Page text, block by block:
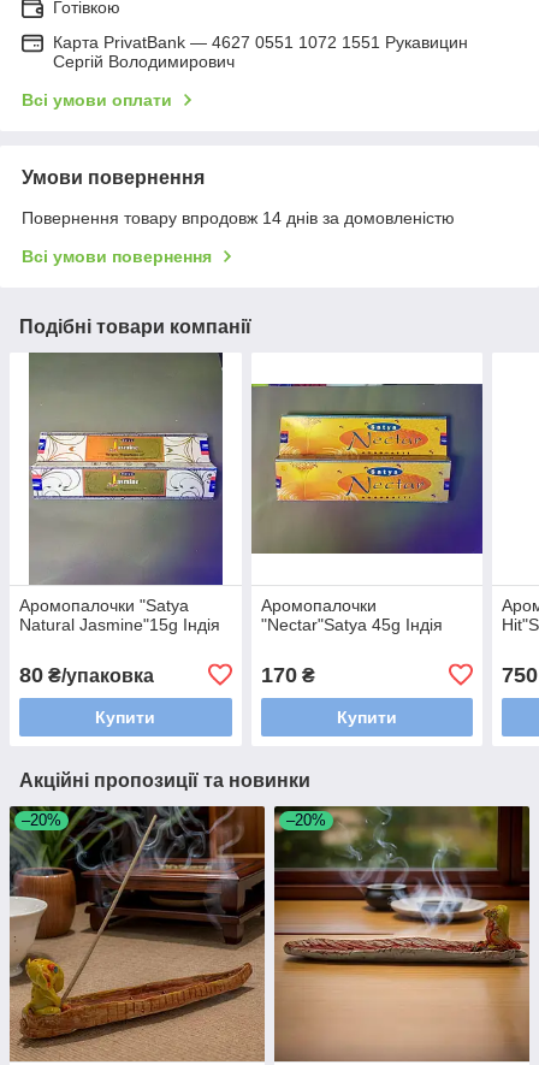
Готівкою
Карта PrivatBank — 4627 0551 1072 1551 Рукавицин
Сергій Володимирович
Всі умови оплати
Умови повернення
Повернення товару впродовж 14 днів за домовленістю
Всі умови повернення
Подібні товари компанії
Аромопалочки "Satya
Natural Jasmine"15g Індія
80 ₴/упаковка
Купити
Аромопалочки
"Nectar"Satya 45g Індія
170₴
Купити
750
Акційні пропозиції та новинки
–20% –20%